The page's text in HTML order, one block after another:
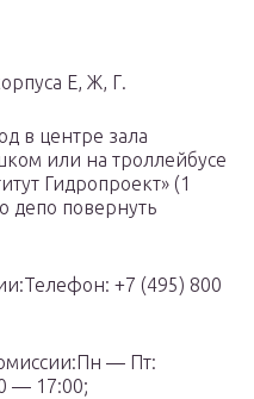
Е, Ж, Г.
в центре зала
или на троллейбусе
Гидропроект» (1
депо повернуть
+7 (495) 800
— Пт:
— 17:00;